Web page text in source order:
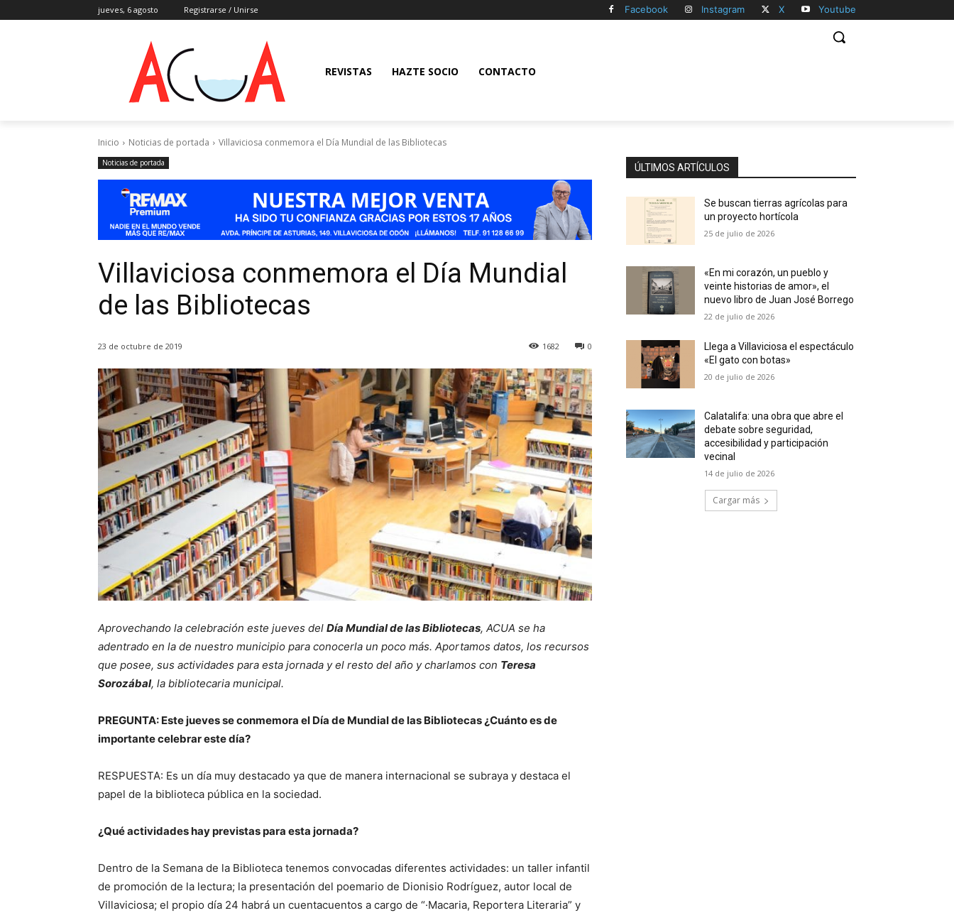
jueves, 6 agosto Registrarse / Unirse Facebook Instagram X Youtube
REVISTAS HAZTE SOCIO CONTACTO
Inicio Noticias de portada Villaviciosa conmemora el Día Mundial de las Bibliotecas
Noticias de portada
Villaviciosa conmemora el Día Mundial
de las Bibliotecas
23 de octubre de 2019 0
1682
Aprovechando la celebración este jueves del Día Mundial de las Bibliotecas, ACUA se ha
adentrado en la de nuestro municipio para conocerla un poco más. Aportamos datos, los recursos
que posee, sus actividades para esta jornada y el resto del año y charlamos con Teresa
Sorozábal, la bibliotecaria municipal.
PREGUNTA: Este jueves se conmemora el Día de Mundial de las Bibliotecas ¿Cuánto es de
importante celebrar este día?
RESPUESTA: Es un día muy destacado ya que de manera internacional se subraya y destaca el
papel de la biblioteca pública en la sociedad.
¿Qué actividades hay previstas para esta jornada?
Dentro de la Semana de la Biblioteca tenemos convocadas diferentes actividades: un taller infantil
de promoción de la lectura; la presentación del poemario de Dionisio Rodríguez, autor local de
Villaviciosa; el propio día 24 habrá un cuentacuentos a cargo de “·Macaria, Reportera Literaria” y
ÚLTIMOS ARTÍCULOS
Se buscan tierras agrícolas para
un proyecto hortícola
25 de julio de 2026
«En mi corazón, un pueblo y
veinte historias de amor», el
nuevo libro de Juan José Borrego
22 de julio de 2026
Llega a Villaviciosa el espectáculo
«El gato con botas»
20 de julio de 2026
Calatalifa: una obra que abre el
debate sobre seguridad,
accesibilidad y participación
vecinal
14 de julio de 2026
Cargar más